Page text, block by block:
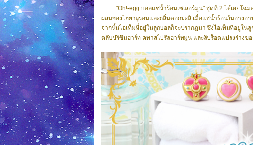
"Oh!-egg บอลแช่น้ำร้อนเซเลอร์มูน" ชุดที่ 2 ได้เผยโฉม
ผสมของไฮยาลูรอนและกลิ่นดอกมะลิ เมื่อแช่น้ำร้อนในอ่างอ
จากนั้นไอเท็มที่อยู่ในลูกบอลก็จะปรากฎมา ซึ่งไอเท็มที่อยู่ใ
ตลับปริซึมฮาร์ท คทาสไปรัลฮาร์ทมูน และลิปร็อดแปลงร่างขอ